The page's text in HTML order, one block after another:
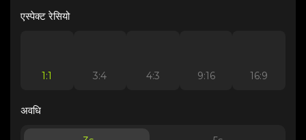
एस्पेक्ट रेसियो
1:1 3:4 4:3 9:16 16:9
अवधि